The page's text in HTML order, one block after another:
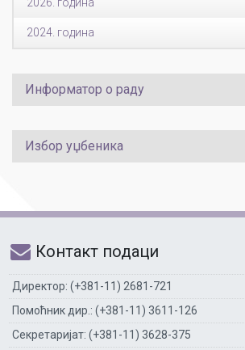
2024. година
Информатор о раду
Избор уџбеника
Контакт подаци
Директор: (+381-11) 2681-721
Помоћник дир.: (+381-11) 3611-126
Секретаријат: (+381-11) 3628-375